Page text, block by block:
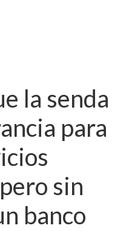
la senda
para
sin
banco